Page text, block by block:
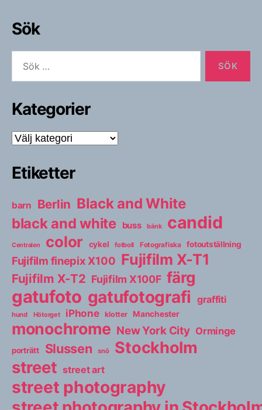
Sök
efter:
Kategorier
Kategorier
Etiketter
barn Berlin Black and White
black and white
buss bänk candid
Centralen color cykel fotboll Fotografiska fotoutställning
Fujifilm finepix X100 Fujifilm X-T1
Fujifilm X-T2 Fujifilm X100F färg
gatufoto gatufotografi graffiti
hund Hötorget iPhone klotter Manchester
monochrome New York City Orminge
porträtt Slussen snö Stockholm
street street art
street photography